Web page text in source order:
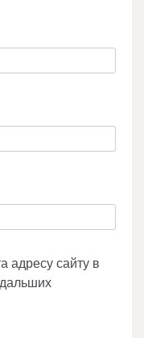
адресу сайту в